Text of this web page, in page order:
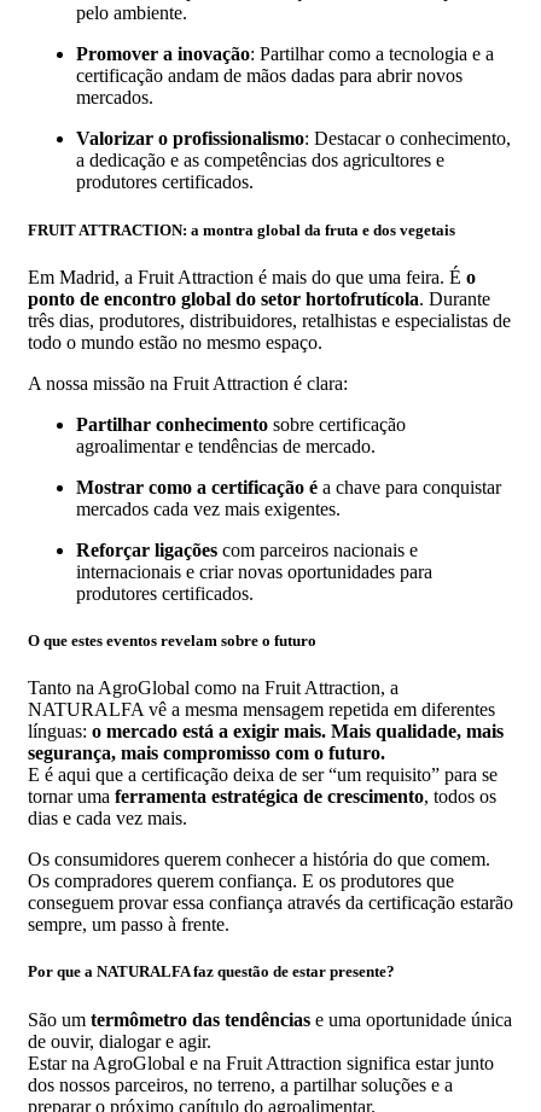
pelo ambiente.
Promover a inovação: Partilhar como a tecnologia e a
certificação andam de mãos dadas para abrir novos
mercados.
Valorizar o profissionalismo: Destacar o conhecimento,
a dedicação e as competências dos agricultores e
produtores certificados.
FRUIT ATTRACTION: a montra global da fruta e dos vegetais
Em Madrid, a Fruit Attraction é mais do que uma feira. É o
ponto de encontro global do setor hortofrutícola. Durante
três dias, produtores, distribuidores, retalhistas e especialistas de
todo o mundo estão no mesmo espaço.
A nossa missão na Fruit Attraction é clara:
Partilhar conhecimento sobre certificação
agroalimentar e tendências de mercado.
Mostrar como a certificação é a chave para conquistar
mercados cada vez mais exigentes.
Reforçar ligações com parceiros nacionais e
internacionais e criar novas oportunidades para
produtores certificados.
O que estes eventos revelam sobre o futuro
Tanto na AgroGlobal como na Fruit Attraction, a
NATURALFA vê a mesma mensagem repetida em diferentes
línguas: o mercado está a exigir mais. Mais qualidade, mais
segurança, mais compromisso com o futuro.
E é aqui que a certificação deixa de ser “um requisito” para se
tornar uma ferramenta estratégica de crescimento, todos os
dias e cada vez mais.
Os consumidores querem conhecer a história do que comem.
Os compradores querem confiança. E os produtores que
conseguem provar essa confiança através da certificação estarão
sempre, um passo à frente.
Por que a NATURALFA faz questão de estar presente?
São um termômetro das tendências e uma oportunidade única
de ouvir, dialogar e agir.
Estar na AgroGlobal e na Fruit Attraction significa estar junto
dos nossos parceiros, no terreno, a partilhar soluções e a
preparar o próximo capítulo do agroalimentar.